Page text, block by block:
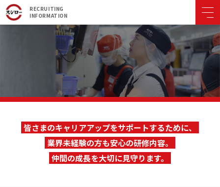
RECRUITING
INFORMATION
皆さまのキャリアアップをサポートするために、
業界未経験の方も安心の研修内容。
仲間の成長を大切に見守ります。